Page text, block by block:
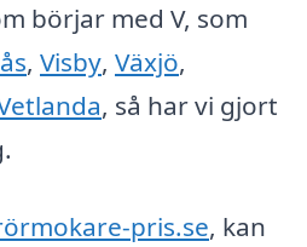
börjar med V, som
, Visby, Växjö,
, så har vi gjort
pris.se, kan